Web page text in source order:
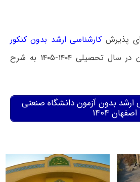
پذیرش کارشناسی ارشد بدون کنکور
دانشگاه صنعتی اصفهان در سال تحصیلی ۱۴۰۴-۱۴۰۵ به شرح
ارشد بدون آزمون دانشگاه صنعتی
اصفهان ۱۴۰۴